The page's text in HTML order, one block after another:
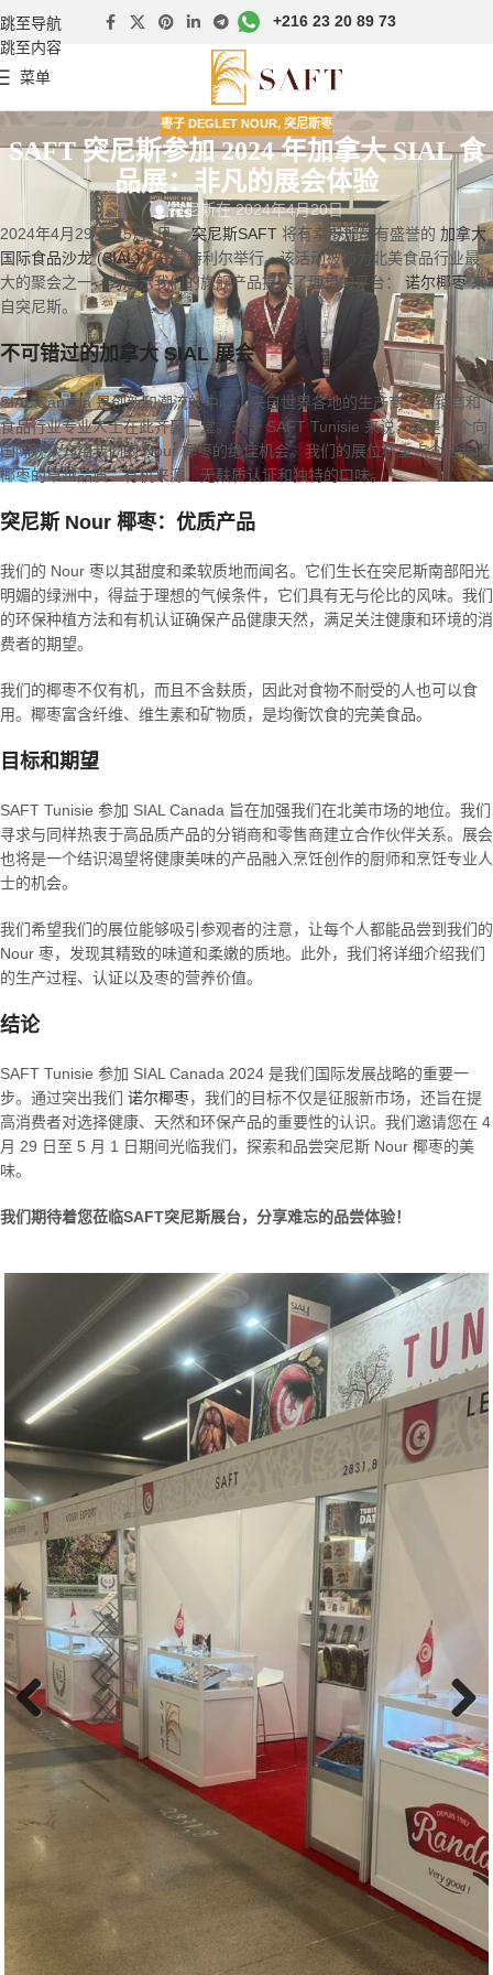
跳至导航
跳至内容
+216 23 20 89 73
菜单
枣子 DEGLET NOUR, 突尼斯枣
SAFT 突尼斯参加 2024 年加拿大 SIAL 食
品展：非凡的展会体验
突尼斯在 2024年4月20日
2024年4月29日至5月1日，突尼斯SAFT 将有幸参加享有盛誉的 加拿大
国际食品沙龙 (SIAL)，在蒙特利尔举行。该活动被称为北美食品行业最
大的聚会之一，为展示我们的旗舰产品提供了理想的平台： 诺尔椰枣来
自突尼斯。
不可错过的加拿大 SIAL 展会
SIAL Canada 是创新和潮流的中心，来自世界各地的生产商、经销商和
食品行业专业人士在此齐聚一堂。对于 SAFT Tunisie 来说，这是一个向
国际观众介绍我们的 Nour 椰枣的绝佳机会。我们的展位将重点介绍我们
椰枣的卓越品质：有机来源、无麸质认证和独特的口味。
突尼斯 Nour 椰枣：优质产品
我们的 Nour 枣以其甜度和柔软质地而闻名。它们生长在突尼斯南部阳光
明媚的绿洲中，得益于理想的气候条件，它们具有无与伦比的风味。我们
的环保种植方法和有机认证确保产品健康天然，满足关注健康和环境的消
费者的期望。
我们的椰枣不仅有机，而且不含麸质，因此对食物不耐受的人也可以食
用。椰枣富含纤维、维生素和矿物质，是均衡饮食的完美食品。
目标和期望
SAFT Tunisie 参加 SIAL Canada 旨在加强我们在北美市场的地位。我们
寻求与同样热衷于高品质产品的分销商和零售商建立合作伙伴关系。展会
也将是一个结识渴望将健康美味的产品融入烹饪创作的厨师和烹饪专业人
士的机会。
我们希望我们的展位能够吸引参观者的注意，让每个人都能品尝到我们的
Nour 枣，发现其精致的味道和柔嫩的质地。此外，我们将详细介绍我们
的生产过程、认证以及枣的营养价值。
结论
SAFT Tunisie 参加 SIAL Canada 2024 是我们国际发展战略的重要一
步。通过突出我们 诺尔椰枣，我们的目标不仅是征服新市场，还旨在提
高消费者对选择健康、天然和环保产品的重要性的认识。我们邀请您在 4
月 29 日至 5 月 1 日期间光临我们，探索和品尝突尼斯 Nour 椰枣的美
味。
我们期待着您莅临SAFT突尼斯展台，分享难忘的品尝体验！
Previous Next